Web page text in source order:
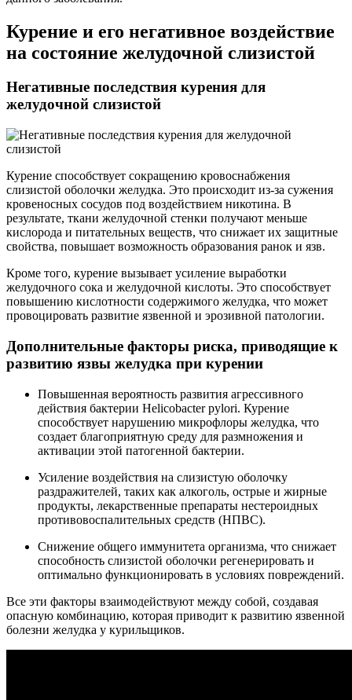
Курение и его негативное воздействие
на состояние желудочной слизистой
Негативные последствия курения для
желудочной слизистой
Курение способствует сокращению кровоснабжения
слизистой оболочки желудка. Это происходит из-за сужения
кровеносных сосудов под воздействием никотина. В
результате, ткани желудочной стенки получают меньше
кислорода и питательных веществ, что снижает их защитные
свойства, повышает возможность образования ранок и язв.
Кроме того, курение вызывает усиление выработки
желудочного сока и желудочной кислоты. Это способствует
повышению кислотности содержимого желудка, что может
провоцировать развитие язвенной и эрозивной патологии.
Дополнительные факторы риска, приводящие к
развитию язвы желудка при курении
Повышенная вероятность развития агрессивного
действия бактерии Helicobacter pylori. Курение
способствует нарушению микрофлоры желудка, что
создает благоприятную среду для размножения и
активации этой патогенной бактерии.
Усиление воздействия на слизистую оболочку
раздражителей, таких как алкоголь, острые и жирные
продукты, лекарственные препараты нестероидных
противовоспалительных средств (НПВС).
Снижение общего иммунитета организма, что снижает
способность слизистой оболочки регенерировать и
оптимально функционировать в условиях повреждений.
Все эти факторы взаимодействуют между собой, создавая
опасную комбинацию, которая приводит к развитию язвенной
болезни желудка у курильщиков.